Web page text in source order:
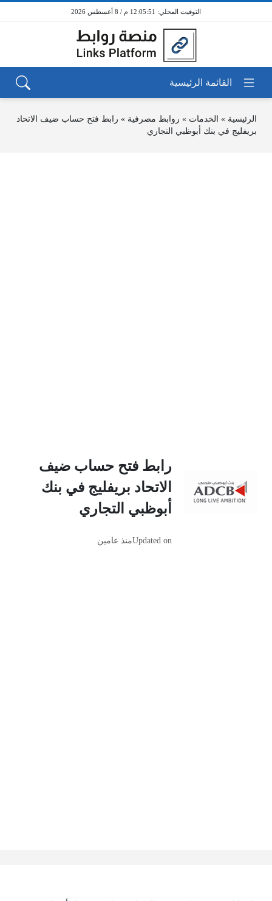
12:05:51 م / 8 أغسطس 2026
الرئيسية » الخدمات » روابط مصرفية » رابط فتح حساب ضيف الاتحاد
بريفليج في بنك أبوظبي التجاري
رابط فتح حساب ضيف
الاتحاد بريفليج في بنك
أبوظبي التجاري
Updated onمنذ عامين